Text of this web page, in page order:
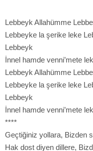
Lebbeyk Allahümme
Lebbeyke la şerike leke
Lebbeyk
İnnel hamde venni’mete
Lebbeyk Allahümme
Lebbeyke la şerike leke
Lebbeyk
İnnel hamde venni’mete
****
Geçtiğiniz yollara, Bizden
Hak dost diyen dillere,